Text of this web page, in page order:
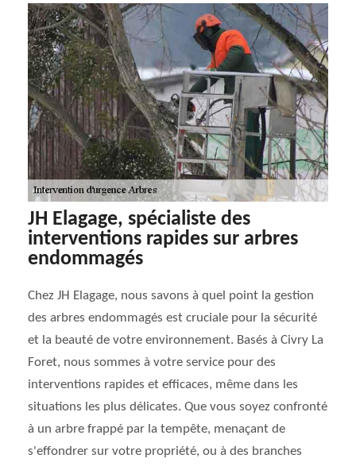
JH Elagage, spécialiste des
interventions rapides sur arbres
endommagés
Chez JH Elagage, nous savons à quel point la gestion
des arbres endommagés est cruciale pour la sécurité
et la beauté de votre environnement. Basés à Civry La
Foret, nous sommes à votre service pour des
interventions rapides et efficaces, même dans les
situations les plus délicates. Que vous soyez confronté
à un arbre frappé par la tempête, menaçant de
s'effondrer sur votre propriété, ou à des branches